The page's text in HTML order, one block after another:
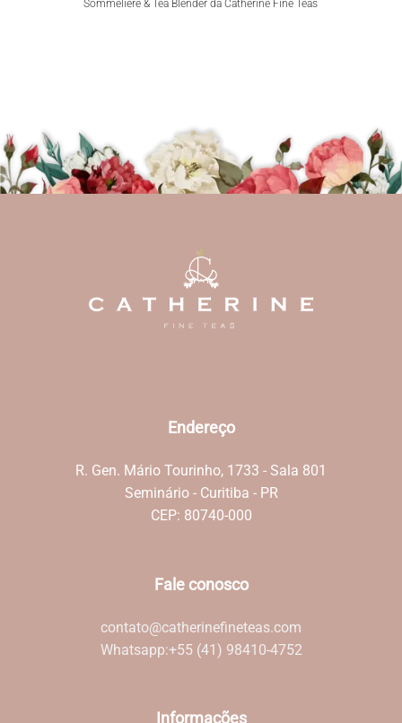
Sommelière & Tea Blender da Catherine Fine Teas
Endereço
R. Gen. Mário Tourinho, 1733 - Sala 801
Seminário - Curitiba - PR
CEP: 80740-000
Fale conosco
contato@catherinefineteas.com
Whatsapp:+55 (41) 98410-4752
Informações